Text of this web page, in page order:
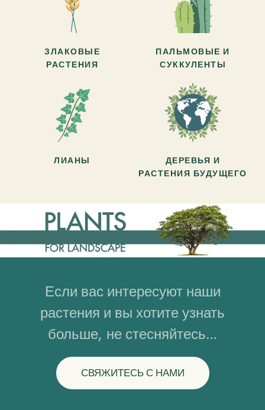
ЗЛАКОВЫЕ
РАСТЕНИЯ
ПАЛЬМОВЫЕ И
СУККУЛЕНТЫ
ЛИАНЫ
ДЕРЕВЬЯ И
РАСТЕНИЯ БУДУЩЕГО
Если вас интересуют наши
растения и вы хотите узнать
больше, не стесняйтесь…
СВЯЖИТЕСЬ С НАМИ